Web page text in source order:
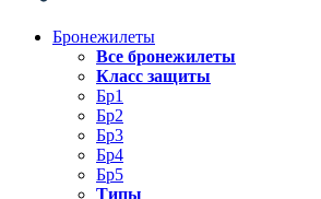
Бронежилеты
Все бронежилеты
Класс защиты
Бр1
Бр2
Бр3
Бр4
Бр5
Типы